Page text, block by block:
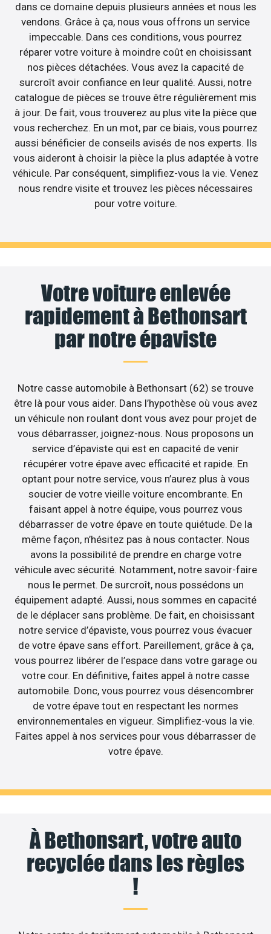
dans ce domaine depuis plusieurs années et nous les
vendons. Grâce à ça, nous vous offrons un service
impeccable. Dans ces conditions, vous pourrez
réparer votre voiture à moindre coût en choisissant
nos pièces détachées. Vous avez la capacité de
surcroît avoir confiance en leur qualité. Aussi, notre
catalogue de pièces se trouve être régulièrement mis
à jour. De fait, vous trouverez au plus vite la pièce que
vous recherchez. En un mot, par ce biais, vous pourrez
aussi bénéficier de conseils avisés de nos experts. Ils
vous aideront à choisir la pièce la plus adaptée à votre
véhicule. Par conséquent, simplifiez-vous la vie. Venez
nous rendre visite et trouvez les pièces nécessaires
pour votre voiture.
Votre voiture enlevée
rapidement à Bethonsart
par notre épaviste
Notre casse automobile à Bethonsart (62) se trouve
être là pour vous aider. Dans l’hypothèse où vous avez
un véhicule non roulant dont vous avez pour projet de
vous débarrasser, joignez-nous. Nous proposons un
service d’épaviste qui est en capacité de venir
récupérer votre épave avec efficacité et rapide. En
optant pour notre service, vous n’aurez plus à vous
soucier de votre vieille voiture encombrante. En
faisant appel à notre équipe, vous pourrez vous
débarrasser de votre épave en toute quiétude. De la
même façon, n’hésitez pas à nous contacter. Nous
avons la possibilité de prendre en charge votre
véhicule avec sécurité. Notamment, notre savoir-faire
nous le permet. De surcroît, nous possédons un
équipement adapté. Aussi, nous sommes en capacité
de le déplacer sans problème. De fait, en choisissant
notre service d’épaviste, vous pourrez vous évacuer
de votre épave sans effort. Pareillement, grâce à ça,
vous pourrez libérer de l’espace dans votre garage ou
votre cour. En définitive, faites appel à notre casse
automobile. Donc, vous pourrez vous désencombrer
de votre épave tout en respectant les normes
environnementales en vigueur. Simplifiez-vous la vie.
Faites appel à nos services pour vous débarrasser de
votre épave.
À Bethonsart, votre auto
recyclée dans les règles
!